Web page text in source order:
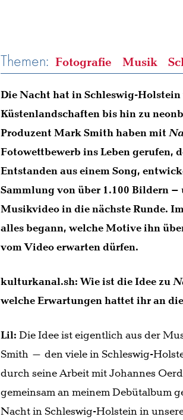
Themen: Fotografie Musik
Die Nacht hat in Schleswig-
Küstenlandschaften bis hin zu
Produzent Mark Smith haben mit
Fotowettbewerb ins Leben gerufen,
Entstanden aus einem Song,
Sammlung von über 1.100 Bildern
Musikvideo in die nächste Runde.
alles begann, welche Motive ihn
vom Video erwarten dürfen.
kulturkanal.sh: Wie ist die Idee zu
welche Erwartungen hattet ihr an die
Lil: Die Idee ist eigentlich aus der
Smith – den viele in Schleswig-
durch seine Arbeit mit Johannes
gemeinsam an meinem Debütalbum
Nacht in Schleswig-Holstein in